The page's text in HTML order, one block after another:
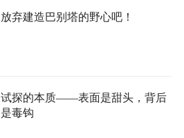
放弃建造巴别塔的野心吧！
试探的本质——表面是甜头，背后
是毒钩